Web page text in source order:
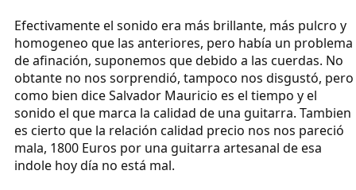
Efectivamente el sonido era más brillante, más pulcro y
homogeneo que las anteriores, pero había un problema
de afinación, suponemos que debido a las cuerdas. No
obtante no nos sorprendió, tampoco nos disgustó, pero
como bien dice Salvador Mauricio es el tiempo y el
sonido el que marca la calidad de una guitarra. Tambien
es cierto que la relación calidad precio nos nos pareció
mala, 1800 Euros por una guitarra artesanal de esa
indole hoy día no está mal.